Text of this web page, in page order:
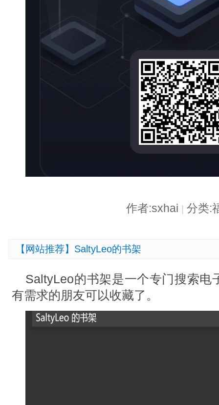
作者:sxhai 分类:
【网站推荐】SaltyLeo的书架
SaltyLeo的书架是一个专门搜索电
有需求的朋友可以收藏了。